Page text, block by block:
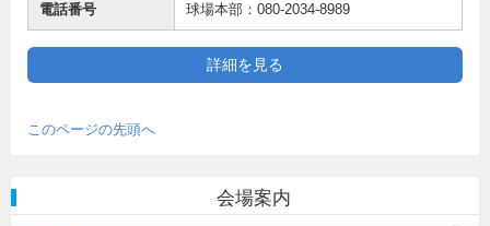
電話番号 球場本部：080-2034-8989
詳細を見る
このページの先頭へ
会場案内